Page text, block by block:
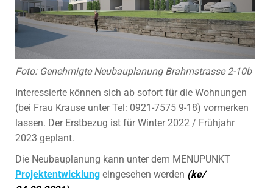
Foto: Genehmigte Neubauplanung Brahmstrasse 2-10b
Interessierte können sich ab sofort für die Wohnungen
(bei Frau Krause unter Tel: 0921-7575 9-18) vormerken
lassen. Der Erstbezug ist für Winter 2022 / Frühjahr
2023 geplant.
Die Neubauplanung kann unter dem MENUPUNKT
Projektentwicklung eingesehen werden (ke/